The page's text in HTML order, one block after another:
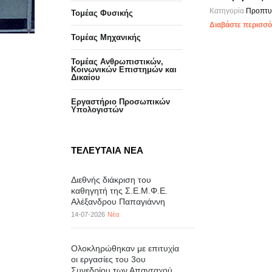
Κατηγορία
Διαβάστε
Τομέας Φυσικής
Τομέας Μηχανικής
Τομέας Ανθρωπιστικών,
Κοινωνικών Επιστημών και
Δικαίου
Eργαστήριo Προσωπικών
Υπολογιστών
ΤΕΛΕΥΤΑΙΑ ΝΕΑ
Διεθνής διάκριση του
καθηγητή της Σ.Ε.Μ.Φ.Ε.
Αλέξανδρου Παπαγιάννη
14-07-2026 Νέα
Ολοκληρώθηκαν με επιτυχία
οι εργασίες του 3ου